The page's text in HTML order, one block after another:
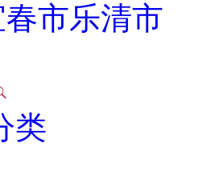
春市乐清市
类